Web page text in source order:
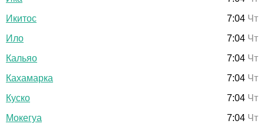
Икитос
7:04 Чт
Ило
7:04 Чт
Кальяо
7:04 Чт
Кахамарка
7:04 Чт
Куско
7:04 Чт
Мокегуа
7:04 Чт